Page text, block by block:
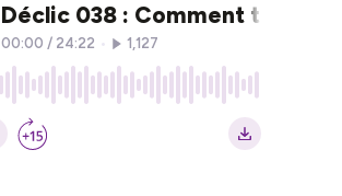
Déclic 038 : Comment trouver
00:00 / 24:22 1,127